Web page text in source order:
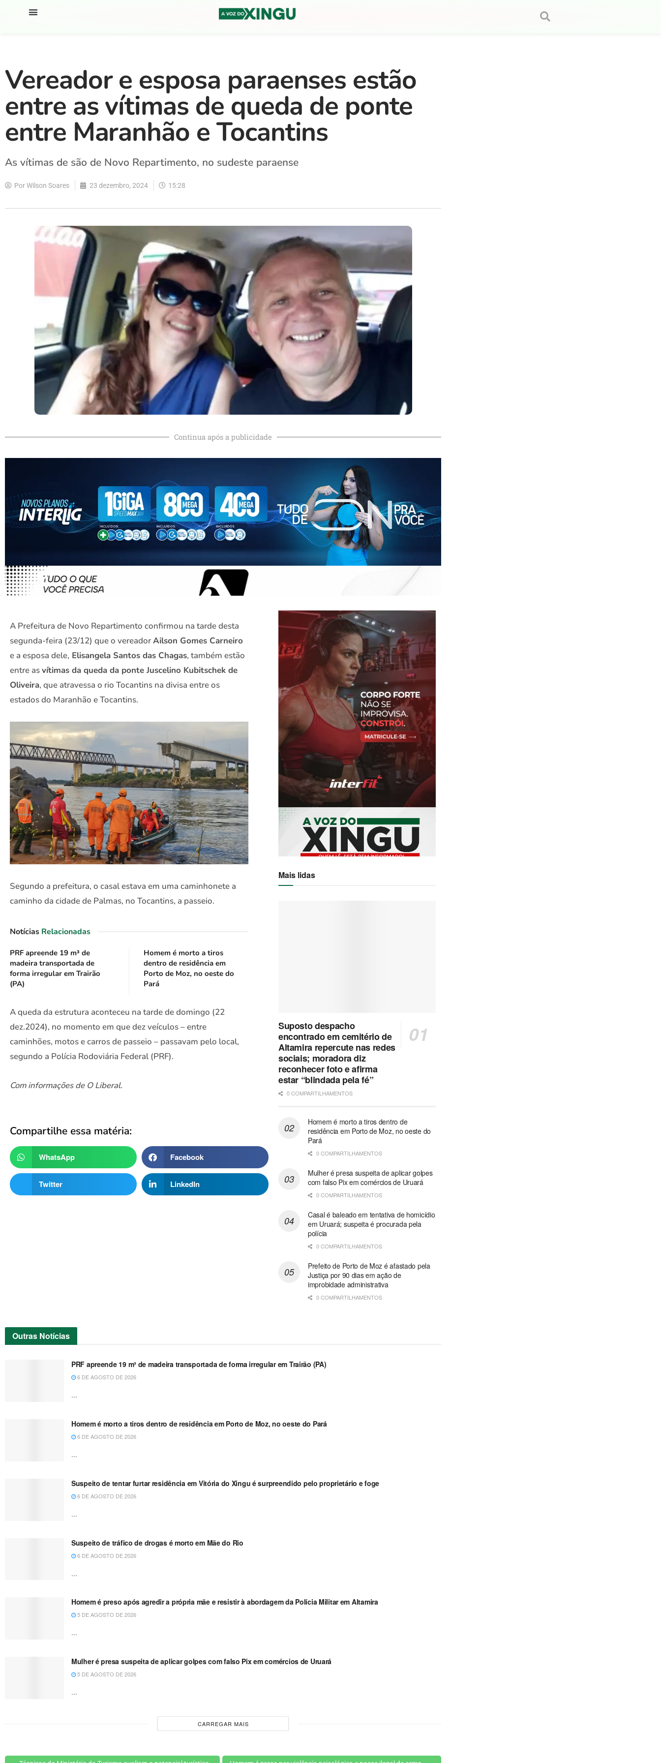
Vereador e esposa paraenses estão
entre as vítimas de queda de ponte
entre Maranhão e Tocantins
As vítimas de são de Novo Repartimento, no sudeste paraense
PorWilson Soares 23 dezembro, 2024 15:28
Continua após a publicidade
A Prefeitura de Novo Repartimento confirmou na tarde desta
segunda-feira (23/12) que o vereadorAilson Gomes Carneiro
e a esposa dele, Elisangela Santos das Chagas, também estão
entre asvítimas da queda da ponte Juscelino Kubitschek de
Oliveira, que atravessa o rio Tocantins na divisa entre os
estados do Maranhão e Tocantins.
Segundo a prefeitura, o casal estava em uma caminhonete a
caminho da cidade de Palmas, no Tocantins, a passeio.
Notícias Relacionadas
PRF apreende 19 m³ de
madeira transportada de
forma irregular em Trairão
(PA)
Homem é morto a tiros
dentro de residência em
Porto de Moz, no oeste do
Pará
A queda da estrutura aconteceu na tarde de domingo (22
dez.2024), no momento em que dez veículos – entre
caminhões, motos e carros de passeio – passavam pelo local,
segundo a Polícia Rodoviária Federal (PRF).
Com informações de O Liberal.
Compartilhe essa matéria:
WhatsApp Facebook
Twitter LinkedIn
Mais lidas
Suposto despacho
encontrado em cemitério de
Altamira repercute nas redes
sociais; moradora diz
reconhecer foto e afirma
estar “blindada pela fé”
0 COMPARTILHAMENTOS
Homem é morto a tiros dentro de
residência em Porto de Moz, no oeste do
Pará
0 COMPARTILHAMENTOS
Mulher é presa suspeita de aplicar golpes
com falso Pix em comércios de Uruará
0 COMPARTILHAMENTOS
Casal é baleado em tentativa de homicídio
em Uruará; suspeita é procurada pela
polícia
0 COMPARTILHAMENTOS
Prefeito de Porto de Moz é afastado pela
Justiça por 90 dias em ação de
improbidade administrativa
0 COMPARTILHAMENTOS
Outras Notícias
PRF apreende 19 m³ de madeira transportada de forma irregular em Trairão (PA)
6 DE AGOSTO DE 2026
...
Homem é morto a tiros dentro de residência em Porto de Moz, no oeste do Pará
6 DE AGOSTO DE 2026
...
Suspeito de tentar furtar residência em Vitória do Xingu é surpreendido pelo proprietário e foge
6 DE AGOSTO DE 2026
...
Suspeito de tráfico de drogas é morto em Mãe do Rio
6 DE AGOSTO DE 2026
...
Homem é preso após agredir a própria mãe e resistir à abordagem da Polícia Militar em Altamira
5 DE AGOSTO DE 2026
...
Mulher é presa suspeita de aplicar golpes com falso Pix em comércios de Uruará
5 DE AGOSTO DE 2026
...
CARREGAR MAIS